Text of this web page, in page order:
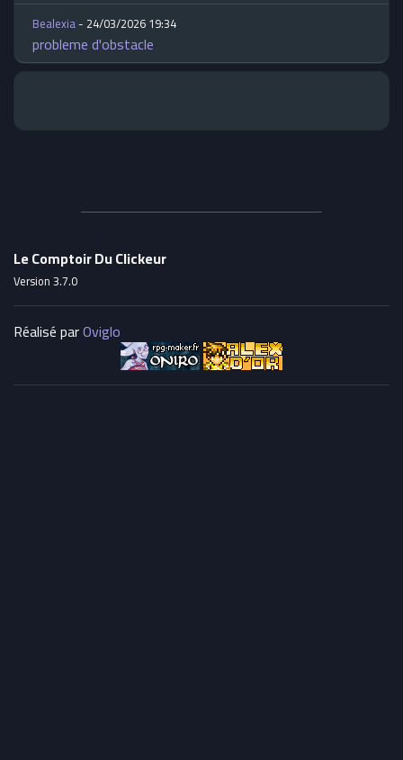
Bealexia- 24/03/2026 19:34
probleme d'obstacle
Le Comptoir Du Clickeur
Version 3.7.0
Réalisé parOviglo